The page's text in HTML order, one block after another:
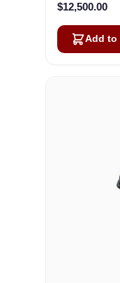
$12,500.00
Add to